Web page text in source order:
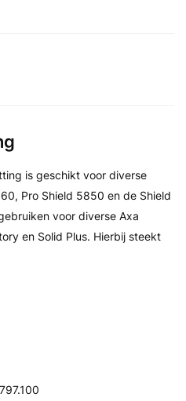
is geschikt voor diverse
Pro Shield 5850 en de Shield
voor diverse Axa
en Solid Plus. Hierbij steekt